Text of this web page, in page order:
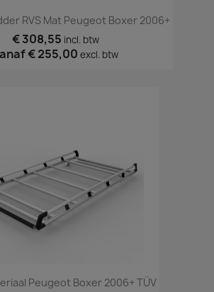
RVS Mat Peugeot Boxer 2006+
€ 308,55 incl. btw
€ 255,00 excl. btw
Peugeot Boxer 2006+ TÜV